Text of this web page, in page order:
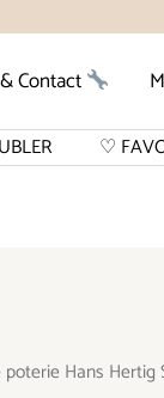
Contact
♡
Hans Hertig